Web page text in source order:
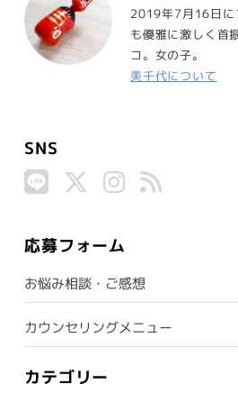
2019年7月16日に
も優雅に激しく首
コ。女の子。
美千代について
SNS
応募フォーム
お悩み相談・ご感想
カウンセリングメニュー
カテゴリー